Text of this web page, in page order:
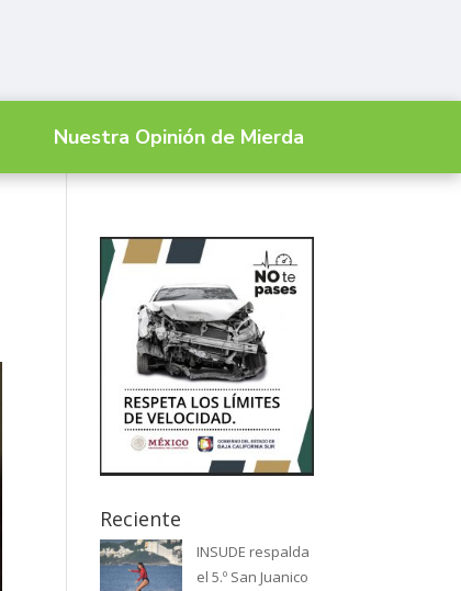
Nuestra Opinión de Mierda
Reciente
INSUDE respalda
el 5.º San Juanico